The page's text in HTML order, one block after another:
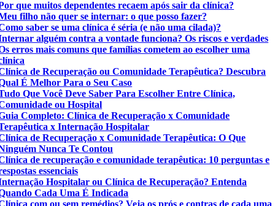
que muitos dependentes recaem após sair da clínica?
filho não quer se internar: o que posso fazer?
saber se uma clínica é séria (e não uma cilada)?
alguém contra a vontade funciona? Os riscos e verdades
erros mais comuns que famílias cometem ao escolher uma
de Recuperação ou Comunidade Terapêutica? Descubra
É Melhor Para o Seu Caso
Que Você Deve Saber Para Escolher Entre Clínica,
ou Hospital
Completo: Clínica de Recuperação x Comunidade
x Internação Hospitalar
de Recuperação x Comunidade Terapêutica: O Que
Nunca Te Contou
de recuperação e comunidade terapêutica: 10 perguntas e
essenciais
Hospitalar ou Clínica de Recuperação? Entenda
Cada Uma É Indicada